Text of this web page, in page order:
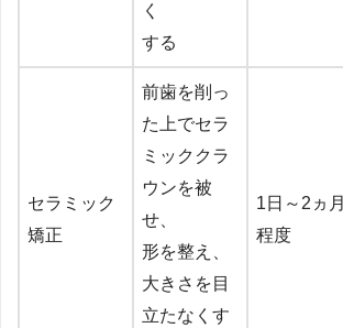
く
する
セラミック
矯正
前歯を削っ
た上でセラ
ミッククラ
ウンを被
せ、
形を整え、
大きさを目
立たなくす
1日～2ヵ月
程度